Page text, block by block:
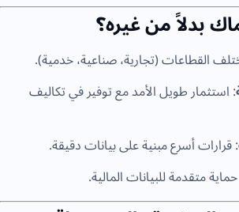
بدلاً من غيره؟
القطاعات (تجارية، صناعية، خدمية).
: استثمار طويل الأمد مع توفير في تكاليف
: قرارات أسرع مبنية على بيانات دقيقة.
متقدمة للبيانات المالية.